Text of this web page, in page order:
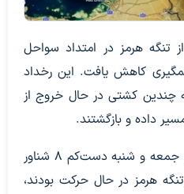
تنگه هرمز در امتداد سواحل
کاهش یافت. این رخداد
چندین کشتی در حال خروج از
داده و بازگشتند.
بر اساس گزارش‌ها، در روزهای جمعه و شنبه دست‌کم ۸ شناور
هرمز در حال حرکت بودند،